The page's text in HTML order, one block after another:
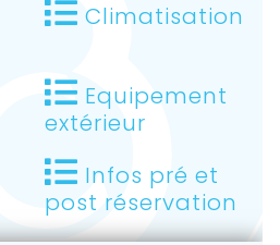
Climatisation
Equipement
extérieur
Infos pré et
post réservation